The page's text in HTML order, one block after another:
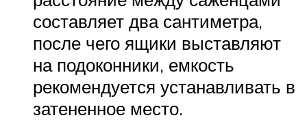
составляет два сантиметра,
после чего ящики выставляют
на подоконники, емкость
рекомендуется устанавливать в
затененное место.